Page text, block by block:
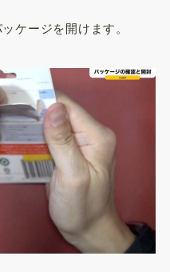
ケージを開けます。